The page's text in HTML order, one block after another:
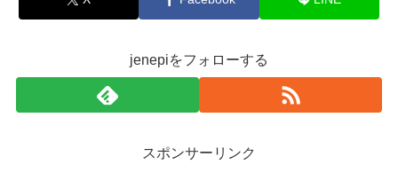
jenepiをフォローする
スポンサーリンク